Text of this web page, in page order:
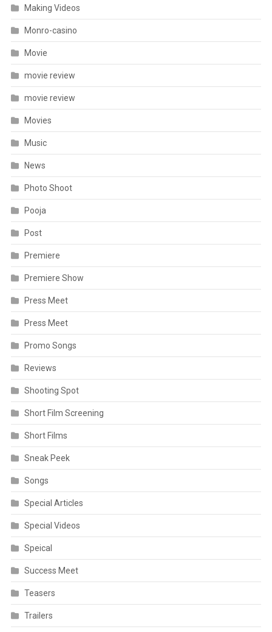
Making Videos
Monro-casino
Movie
movie review
movie review
Movies
Music
News
Photo Shoot
Pooja
Post
Premiere
Premiere Show
Press Meet
Press Meet
Promo Songs
Reviews
Shooting Spot
Short Film Screening
Short Films
Sneak Peek
Songs
Special Articles
Special Videos
Speical
Success Meet
Teasers
Trailers